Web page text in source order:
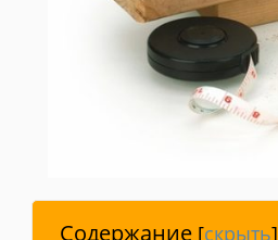
Содержание [скрыть]